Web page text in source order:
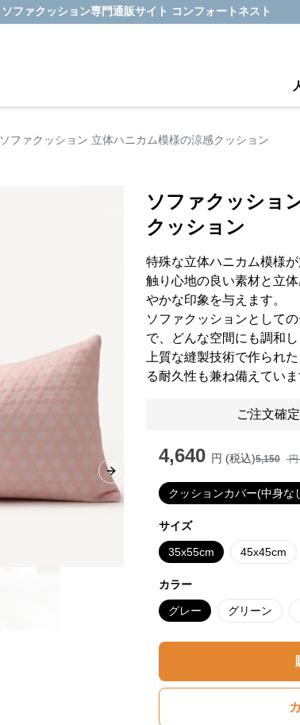
ソファクッション専門通販サイト コンフォートネスト
ソファクッション 立体ハニカム模様の涼感クッション
Next slide
ソファクッショ
クッション
特殊な立体ハニカム模様
触り心地の良い素材と立
やかな印象を与えます。
ソファクッションとして
で、どんな空間にも調和し
上質な縫製技術で作られ
る耐久性も兼ね備えていま
ご注文確
4,640 円 (税込)5,150 円
クッションカバー(中身な
サイズ
35x55cm 45x45cm
カラー
グレー グリーン